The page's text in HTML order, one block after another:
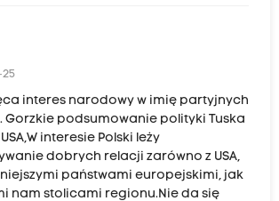
25
interes narodowy w imię partyjnych
Gorzkie podsumowanie polityki Tuska
interesie Polski leży
dobrych relacji zarówno z USA,
państwami europejskimi, jak
nam stolicami regionu.Nie da się